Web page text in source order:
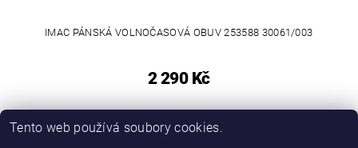
IMAC PÁNSKÁ VOLNOČASOVÁ OBUV 253588 30061/003
2 290 Kč
Tento web používá soubory cookies.